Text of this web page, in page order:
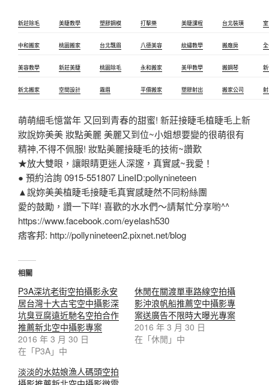
新莊除毛 美睫教學 塑膠鋼模 打擊樂 美睫課程 台北裝璜
中和搬家 桃園搬家 台北飄眉 八德美容 紋繡教學 搬廠房
美容教學 新莊美睫 桃園除毛 永和搬家 美甲教學 搬鋼琴
新北搬家 空間設計 霧眉 平價搬家 塑膠射出 搬家公司
萌萌細毛憶當年 又回到青春的甜蜜! 新莊接睫毛植睫毛上新
妝說妳美美 妝點美麗 美麗又到位~小姐想要變的很萌很有
精神,不得不佩服! 妝點美麗接睫毛的技術~讚歎
★放大雙眼，讓眼睛更迷人深邃，真實感~我愛！
● 預約洽詢 0915-551807 LineID:pollynineteen
▲說妳美美植睫毛接睫毛真實感睫然不同粉絲團
愛的鼓勵，讚一下咩! 喜歡的水水們～請幫忙分享喲^^
https://www.facebook.com/eyelash530
痞客邦: http://pollynineteen2.pixnet.net/blog
相關
P3A深坑老街空拍攝影永安
居台灣十大古宅空中攝影深
坑臭豆腐遠近馳名空拍合作
推薦新北空中攝影專案
2016 年 3 月 30 日
在「P3A」中
休閒在關渡單車路線空拍攝
影沖浪帆船推薦空中攝影專
案送廣告不限時大曝光專案
2016 年 3 月 30 日
在「休閒」中
淡淡的水姑娘漁人碼頭空拍